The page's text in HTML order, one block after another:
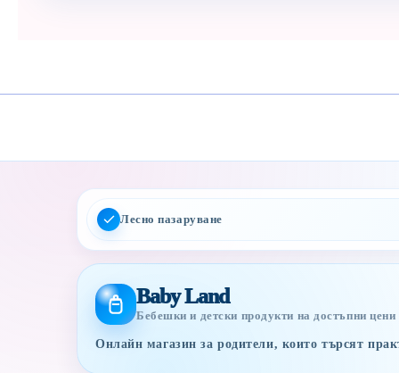
Лесно пазаруване
Baby Land
Бебешки и детски продукти на достъпни цени
Онлайн магазин за родители, които търсят